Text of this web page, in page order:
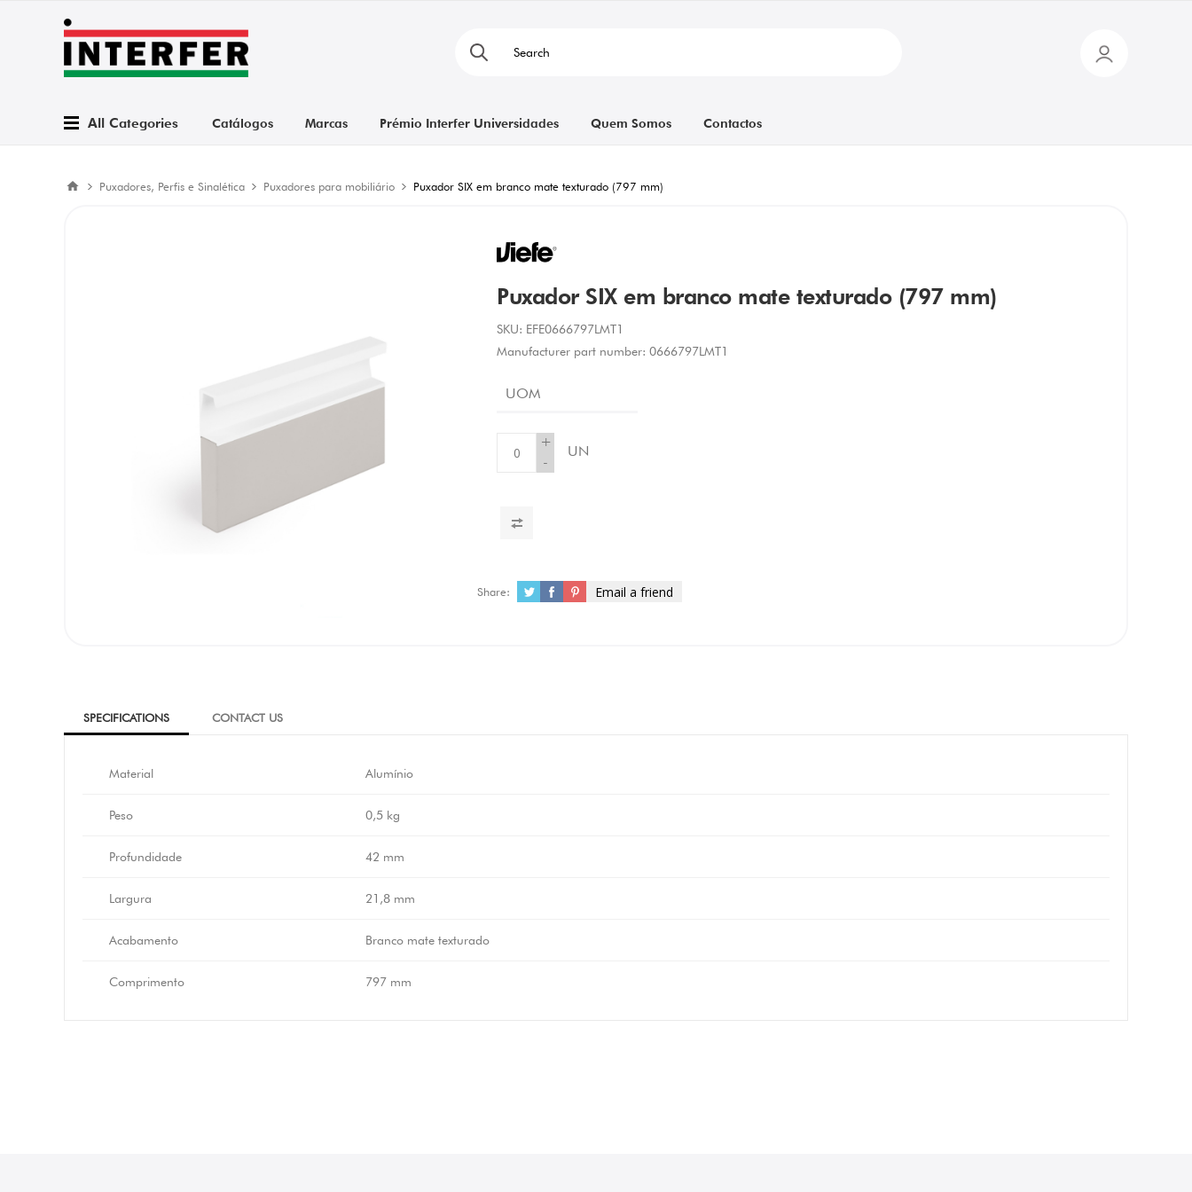
All Categories Catálogos Marcas Prémio Interfer Universidades Quem Somos Contactos
Puxadores, Perfis e Sinalética Puxadores para mobiliário Puxador SIX em branco mate texturado (797 mm)
Puxador SIX em branco mate texturado (797 mm)
SKU: EFE0666797LMT1
Manufacturer part number: 0666797LMT1
UOM
+
-
UN
Share: Email a friend
SPECIFICATIONS CONTACT US
Material Alumínio
Peso 0,5 kg
Profundidade 42 mm
Largura 21,8 mm
Acabamento Branco mate texturado
Comprimento 797 mm